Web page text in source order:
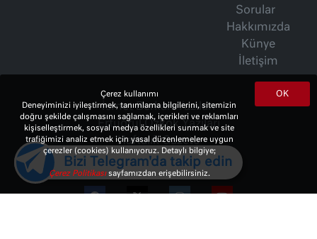
Sorular
Hakkımızda
Künye
İletişim
İsmet Berkan Yazıları
Ertuğrul Özkök Yazıları
Haftalık Gazete
OK
Çerez kullanımı
Deneyiminizi iyileştirmek, tanımlama bilgilerini, sitemizin
doğru şekilde çalışmasını sağlamak, içerikleri ve reklamları
kişiselleştirmek, sosyal medya özellikleri sunmak ve site
trafiğimizi analiz etmek için yasal düzenlemelere uygun
çerezler (cookies) kullanıyoruz. Detaylı bilgiye;
Çerez Politikasısayfamızdan erişebilirsiniz.
Bizi Telegram'da takip edin